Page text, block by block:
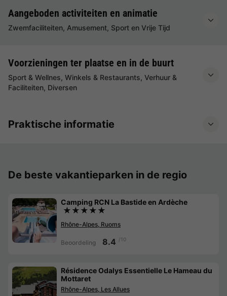
Aangeboden activiteiten en animatie
Zwemfaciliteiten, Amusement, Sport en Vrije Tijd
Voorzieningen ter plaatse en in de buurt
Sport & Wellnes, Winkels & Restaurants, Verhuur &
Faciliteiten, Diversen
Praktische informatie
De beste vakantieparken in de regio
Camping RCN La Bastide en Ardèche
★★★★★
Rhône-Alpes, Ruoms
Beoordeling 8.4 /10
Résidence Odalys Essentielle Le Hameau du
Mottaret
Rhône-Alpes, Les Allues